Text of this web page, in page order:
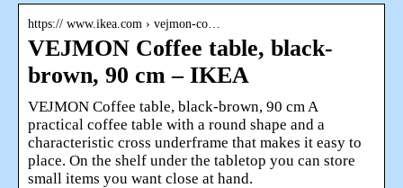
https:// www.ikea.com › vejmon-co…
VEJMON Coffee table, black-
brown, 90 cm – IKEA
VEJMON Coffee table, black-brown, 90 cm A
practical coffee table with a round shape and a
characteristic cross underframe that makes it easy to
place. On the shelf under the tabletop you can store
small items you want close at hand.